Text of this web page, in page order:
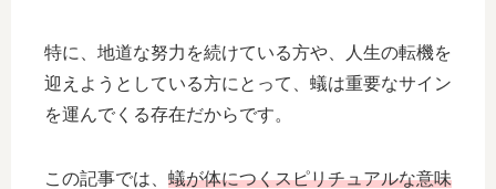
特に、地道な努力を続けている方や、人生の転機を
迎えようとしている方にとって、蟻は重要なサイン
を運んでくる存在だからです。
この記事では、 蟻が体につくスピリチュアルな意味